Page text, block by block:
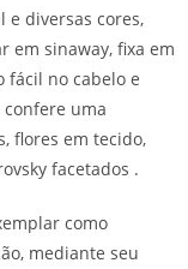
diversas cores,
em sinaway, fixa em
fácil no cabelo e
uma
flores em tecido,
facetados .
como
mediante seu